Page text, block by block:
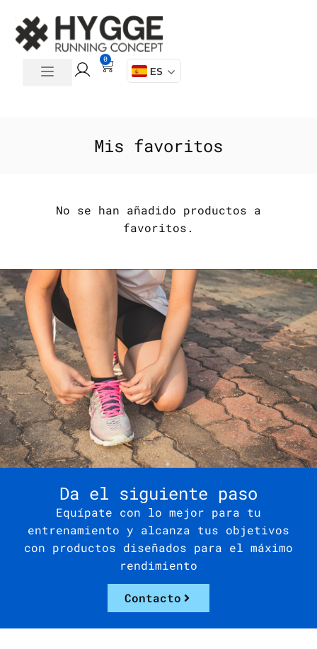
0
ES
Mis favoritos
No se han añadido productos a
favoritos.
Da el siguiente paso
Equípate con lo mejor para tu
entrenamiento y alcanza tus objetivos
con productos diseñados para el máximo
rendimiento
Contacto